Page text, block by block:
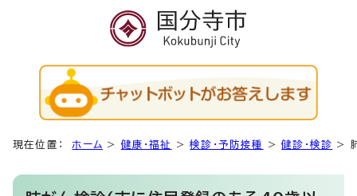
現在位置： ホーム > 健康・福祉 >検診・予防接種 >健診・検診 >